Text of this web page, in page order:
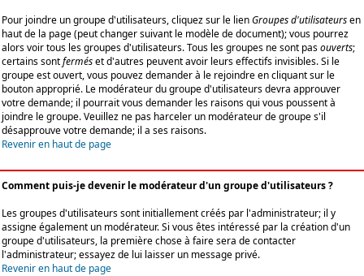
Pour joindre un groupe d'utilisateurs, cliquez sur le lienGroupes d'utilisateursen
haut de la page (peut changer suivant le modèle de document); vous pourrez
alors voir tous les groupes d'utilisateurs. Tous les groupes ne sont pasouverts;
certains sontferméset d'autres peuvent avoir leurs effectifs invisibles. Si le
groupe est ouvert, vous pouvez demander à le rejoindre en cliquant sur le
bouton approprié. Le modérateur du groupe d'utilisateurs devra approuver
votre demande; il pourrait vous demander les raisons qui vous poussent à
joindre le groupe. Veuillez ne pas harceler un modérateur de groupe s'il
désapprouve votre demande; il a ses raisons.
Revenir en haut de page
Comment puis-je devenir le modérateur d'un groupe d'utilisateurs ?
Les groupes d'utilisateurs sont initiallement créés par l'administrateur; il y
assigne également un modérateur. Si vous êtes intéressé par la création d'un
groupe d'utilisateurs, la première chose à faire sera de contacter
l'administrateur; essayez de lui laisser un message privé.
Revenir en haut de page